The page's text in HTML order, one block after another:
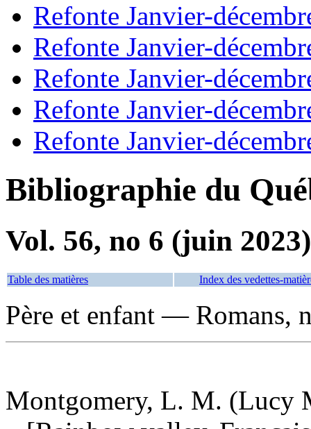
Refonte Janvier-
Refonte Janvier-
Refonte Janvier-
Refonte Janvier-
Refonte Janvier-
Bibliographie du
Vol. 56, no 6 (juin 2023)
Table des matières Index des vedettes-
Père et enfant — Romans,
Montgomery, L. M. (Lucy